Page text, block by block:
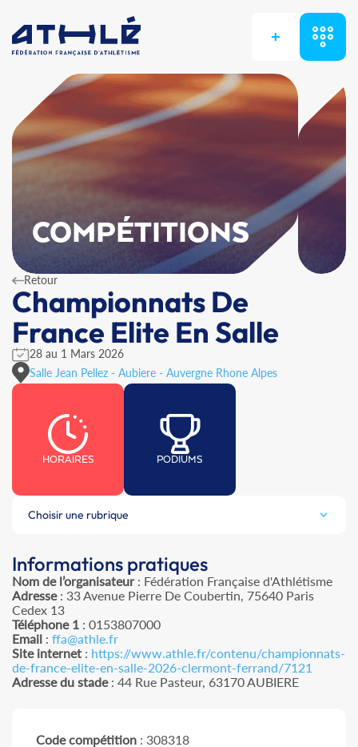
+
COMPÉTITIONS
Retour
Championnats De
France Elite En Salle
28 au 1 Mars 2026
Salle Jean Pellez - Aubiere - Auvergne Rhone Alpes
HORAIRES PODIUMS
Choisir une rubrique
Informations pratiques
Nom de l’organisateur: Fédération Française d'Athlétisme
Adresse: 33 Avenue Pierre De Coubertin, 75640 Paris
Cedex 13
Téléphone 1 : 0153807000
Email : ffa@athle.fr
Site internet : https://www.athle.fr/contenu/championnats-
de-france-elite-en-salle-2026-clermont-ferrand/7121
Adresse du stade: 44 Rue Pasteur, 63170 AUBIERE
Code compétition : 308318